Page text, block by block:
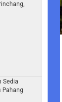
Sedia
Pahang